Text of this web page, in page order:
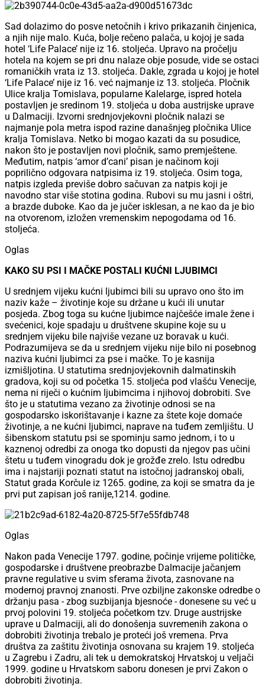
Sad dolazimo do posve netočnih i krivo prikazanih činjenica,
a njih nije malo. Kuća, bolje rečeno palača, u kojoj je sada
hotel ‘Life Palace’ nije iz 16. stoljeća. Upravo na pročelju
hotela na kojem se pri dnu nalaze obje posude, vide se ostaci
romaničkih vrata iz 13. stoljeća. Dakle, zgrada u kojoj je hotel
‘Life Palace’ nije iz 16. već najmanje iz 13. stoljeća. Pločnik
Ulice kralja Tomislava, popularne Kalelarge, ispred hotela
postavljen je sredinom 19. stoljeća u doba austrijske uprave
u Dalmaciji. Izvorni srednjovjekovni pločnik nalazi se
najmanje pola metra ispod razine današnjeg pločnika Ulice
kralja Tomislava. Netko bi mogao kazati da su posudice,
nakon što je postavljen novi pločnik, samo premještene.
Međutim, natpis ‘amor d’cani’ pisan je načinom koji
poprilično odgovara natpisima iz 19. stoljeća. Osim toga,
natpis izgleda previše dobro sačuvan za natpis koji je
navodno star više stotina godina. Rubovi su mu jasni i oštri,
a brazde duboke. Kao da je jučer isklesan, a ne kao da je bio
na otvorenom, izložen vremenskim nepogodama od 16.
stoljeća.
Oglas
KAKO SU PSI I MAČKE POSTALI KUĆNI LJUBIMCI
U srednjem vijeku kućni ljubimci bili su upravo ono što im
naziv kaže – životinje koje su držane u kući ili unutar
posjeda. Zbog toga su kućne ljubimce najčešće imale žene i
svećenici, koje spadaju u društvene skupine koje su u
srednjem vijeku bile najviše vezane uz boravak u kući.
Podrazumijeva se da u srednjem vijeku nije bilo ni posebnog
naziva kućni ljubimci za pse i mačke. To je kasnija
izmišljotina. U statutima srednjovjekovnih dalmatinskih
gradova, koji su od početka 15. stoljeća pod vlašću Venecije,
nema ni riječi o kućnim ljubimcima i njihovoj dobrobiti. Sve
što je u statutima vezano za životinje odnosi se na
gospodarsko iskorištavanje i kazne za štete koje domaće
životinje, a ne kućni ljubimci, naprave na tuđem zemljištu. U
šibenskom statutu psi se spominju samo jednom, i to u
kaznenoj odredbi za onoga tko dopusti da njegov pas učini
štetu u tuđem vinogradu dok je grožđe zrelo. Istu odredbu
ima i najstariji poznati statut na istočnoj jadranskoj obali,
Statut grada Korčule iz 1265. godine, za koji se smatra da je
prvi put zapisan još ranije,1214. godine.
Oglas
Nakon pada Venecije 1797. godine, počinje vrijeme političke,
gospodarske i društvene preobrazbe Dalmacije jačanjem
pravne regulative u svim sferama života, zasnovane na
modernoj pravnoj znanosti. Prve ozbiljne zakonske odredbe o
držanju pasa - zbog suzbijanja bjesnoće - donesene su već u
prvoj polovini 19. stoljeća početkom tzv. Druge austrijske
uprave u Dalmaciji, ali do donošenja suvremenih zakona o
dobrobiti životinja trebalo je proteći još vremena. Prva
društva za zaštitu životinja osnovana su krajem 19. stoljeća
u Zagrebu i Zadru, ali tek u demokratskoj Hrvatskoj u veljači
1999. godine u Hrvatskom saboru donesen je prvi Zakon o
dobrobiti životinja.